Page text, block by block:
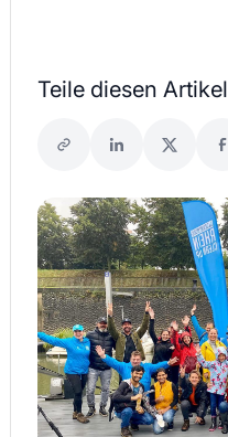
Teile diesen Artikel